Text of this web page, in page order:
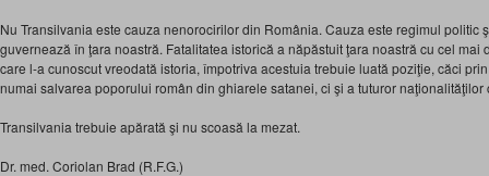
Nu Transilvania este cauza nenorocirilor din România. Cauza este regimul politic
guvernează în ţara noastră. Fatalitatea istorică a năpăstuit ţara noastră cu cel mai
care l-a cunoscut vreodată istoria, împotriva acestuia trebuie luată poziţie, căci
numai salvarea poporului român din ghiarele satanei, ci şi a tuturor
Transilvania trebuie apărată şi nu scoasă la mezat.
Dr. med. Coriolan Brad (R.F.G.)